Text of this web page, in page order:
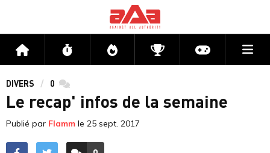
Accueil Flux Directs CompétitionsActu jeux
DIVERS 0 commentaires
Le recap' infos de la semaine
Publié par Flamm le 25 sept. 2017